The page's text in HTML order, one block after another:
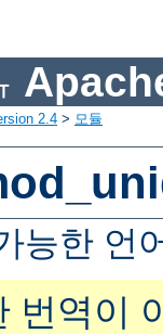
2.4 > 모듈
능한 언
번역이